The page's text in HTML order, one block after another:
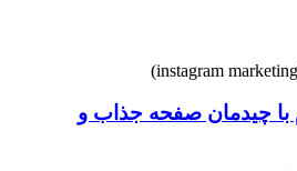
با چیدمان صفحه جذاب و